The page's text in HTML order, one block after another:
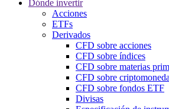
Dónde invertir
Acciones
ETFs
Derivados
CFD sobre acciones
CFD sobre índices
CFD sobre materias
CFD sobre
CFD sobre fondos ETF
Divisas